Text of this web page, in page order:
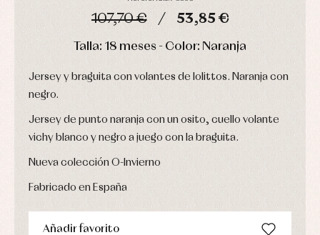
107,70 € 53,85 €
DÍAS HORAS MIN SEG
Talla: 18 meses - Color: Naranja
Jersey y braguita con volantes de lolittos. Naranja con
negro.
Jersey de punto naranja con un osito, cuello volante
vichy blanco y negro a juego con la braguita.
Nueva colección O-Invierno
Fabricado en España
Añadir favorito
Peleles
Ropa
bodys,
pijamas...
Blusas
jersey
de
abrigo
de
Ropa
Vestidos
Leotardos